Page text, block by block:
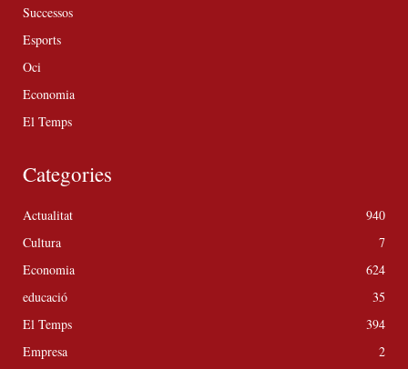
Successos
Esports
Oci
Economia
El Temps
Categories
Actualitat
940
Cultura
7
Economia
624
educació
35
El Temps
394
Empresa
2